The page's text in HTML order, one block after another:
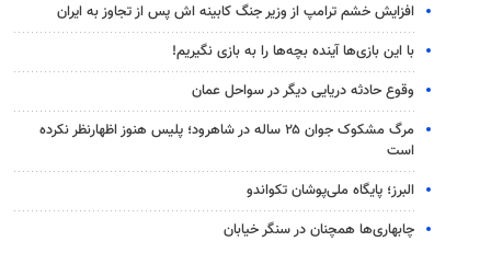
افزایش خشم ترامپ از وزیر جنگ کابینه اش پس از تجاوز به ایران
با این بازی‌ها آینده بچه‌ها را به بازی نگیریم!
وقوع حادثه دریایی دیگر در سواحل عمان
مرگ مشکوک جوان ۲۵ ساله در شاهرود؛ پلیس هنوز اظهارنظر نکرده
است
البرز؛ پایگاه ملی‌پوشان تکواندو
چابهاری‌ها همچنان در سنگر خیابان